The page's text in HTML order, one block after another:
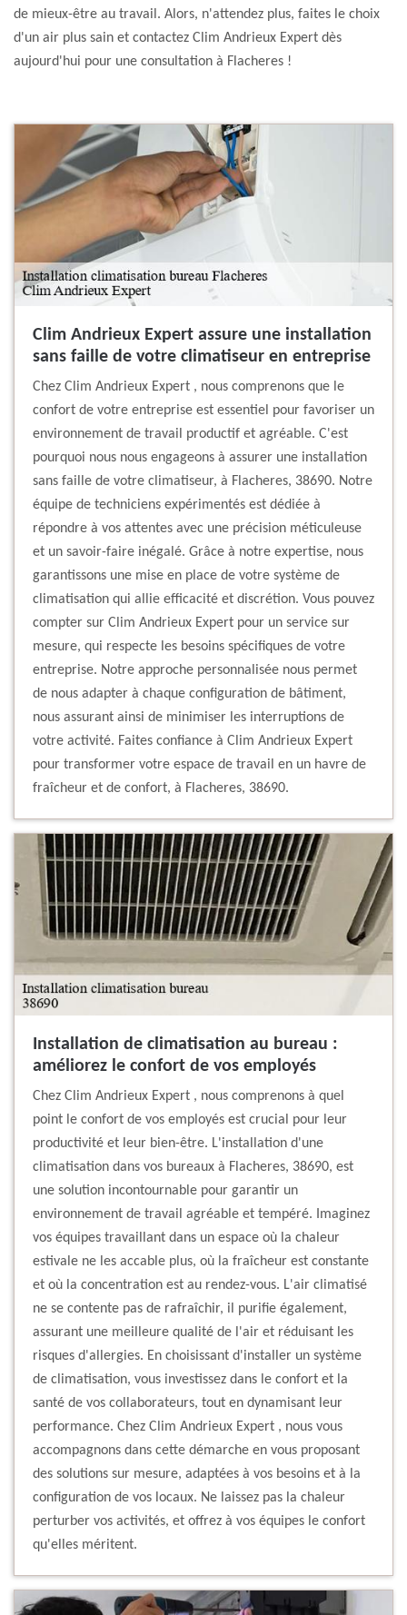
de mieux-être au travail. Alors, n'attendez plus, faites le choix
d'un air plus sain et contactez Clim Andrieux Expert dès
aujourd'hui pour une consultation à Flacheres !
Clim Andrieux Expert assure une installation
sans faille de votre climatiseur en entreprise
Chez Clim Andrieux Expert , nous comprenons que le
confort de votre entreprise est essentiel pour favoriser un
environnement de travail productif et agréable. C'est
pourquoi nous nous engageons à assurer une installation
sans faille de votre climatiseur, à Flacheres, 38690. Notre
équipe de techniciens expérimentés est dédiée à
répondre à vos attentes avec une précision méticuleuse
et un savoir-faire inégalé. Grâce à notre expertise, nous
garantissons une mise en place de votre système de
climatisation qui allie efficacité et discrétion. Vous pouvez
compter sur Clim Andrieux Expert pour un service sur
mesure, qui respecte les besoins spécifiques de votre
entreprise. Notre approche personnalisée nous permet
de nous adapter à chaque configuration de bâtiment,
nous assurant ainsi de minimiser les interruptions de
votre activité. Faites confiance à Clim Andrieux Expert
pour transformer votre espace de travail en un havre de
fraîcheur et de confort, à Flacheres, 38690.
Installation de climatisation au bureau :
améliorez le confort de vos employés
Chez Clim Andrieux Expert , nous comprenons à quel
point le confort de vos employés est crucial pour leur
productivité et leur bien-être. L'installation d'une
climatisation dans vos bureaux à Flacheres, 38690, est
une solution incontournable pour garantir un
environnement de travail agréable et tempéré. Imaginez
vos équipes travaillant dans un espace où la chaleur
estivale ne les accable plus, où la fraîcheur est constante
et où la concentration est au rendez-vous. L'air climatisé
ne se contente pas de rafraîchir, il purifie également,
assurant une meilleure qualité de l'air et réduisant les
risques d'allergies. En choisissant d'installer un système
de climatisation, vous investissez dans le confort et la
santé de vos collaborateurs, tout en dynamisant leur
performance. Chez Clim Andrieux Expert , nous vous
accompagnons dans cette démarche en vous proposant
des solutions sur mesure, adaptées à vos besoins et à la
configuration de vos locaux. Ne laissez pas la chaleur
perturber vos activités, et offrez à vos équipes le confort
qu'elles méritent.